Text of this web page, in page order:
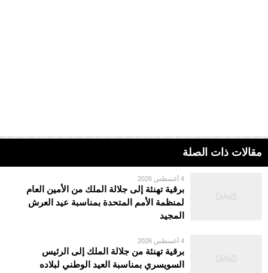
مقالات ذات الصلة
4 أغسطس 2026
برقية تهنئة إلى جلالة الملك من الأمين العام
لمنظمة الأمم المتحدة بمناسبة عيد العرش
المجيد
4 أغسطس 2026
برقية تهنئة من جلالة الملك إلى الرئيس
السويسري بمناسبة العيد الوطني لبلاده